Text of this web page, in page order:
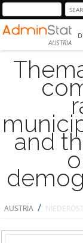
AUSTRIA
and
AUSTRIA /